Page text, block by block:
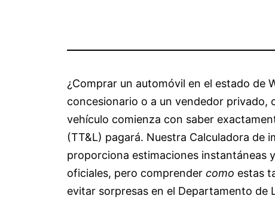
¿Comprar un automóvil en el estado de
concesionario o a un vendedor
vehículo comienza con saber
(TT&L) pagará. Nuestra Calculadora de
proporciona estimaciones instantáneas
oficiales, pero comprender como estas
evitar sorpresas en el Departamento de